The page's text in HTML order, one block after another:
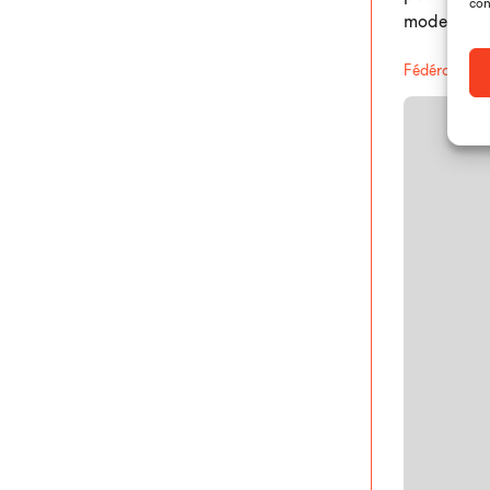
mode et
Fédération